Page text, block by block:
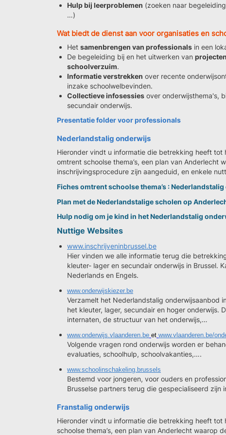
Hulp bij leerproblemen (zoeken naar
…)
Wat biedt de dienst aan voor organisaties en
Het samenbrengen van professionals in een
De begeleiding bij en het uitwerken van projecten
schoolverzuim.
Informatie verstrekken over recente
inzake schoolwelbevinden.
Collectieve infosessies over onderwijsthema's,
secundair onderwijs.
Presentatie folder voor professionals
Nederlandstalig onderwijs
Hieronder vindt u informatie die betrekking heeft
omtrent schoolse thema’s, een plan van Anderlecht
inschrijvingsprocedure zijn aangeduid, en enkele
Fiches omtrent schoolse thema’s :
Plan met de Nederlandstalige scholen op
Hulp nodig om je kind in het Nederlandstalig
Nuttige Websites
www.inschrijveninbrussel.be
Hier vinden we alle informatie terug die
kleuter- lager en secundair onderwijs in Brussel.
Nederlands en Engels.
www.onderwijskiezer.be
Verzamelt het Nederlandstalig onderwijsaanbod
het kleuter, lager, secundair en hoger onderwijs.
internaten, de structuur van het onderwijs,…
www.onderwijs.vlaanderen.be et www.vlaanderen.be/
Volgende vragen rond onderwijs worden er
evaluaties, schoolhulp, schoolvakanties,….
www.schoolinschakeling.brussels
Bestemd voor jongeren, voor ouders en
Brusselse partners terug die gespecialiseerd zijn
Franstalig onderwijs
Hieronder vindt u informatie die betrekking heeft tot
schoolse thema’s, een plan van Anderlecht waarop